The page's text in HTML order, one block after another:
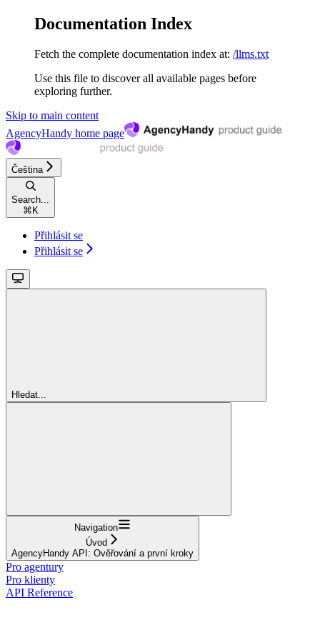
Documentation Index
Fetch the complete documentation index at: /llms.txt
Use this file to discover all available pages before
exploring further.
Skip to main content
AgencyHandy home page
Čeština
Search...
⌘ K
Přihlásit se
Přihlásit se
Hledat...
Navigation
Úvod
AgencyHandy API: Ověřování a první kroky
Pro agentury
Pro klienty
API Reference